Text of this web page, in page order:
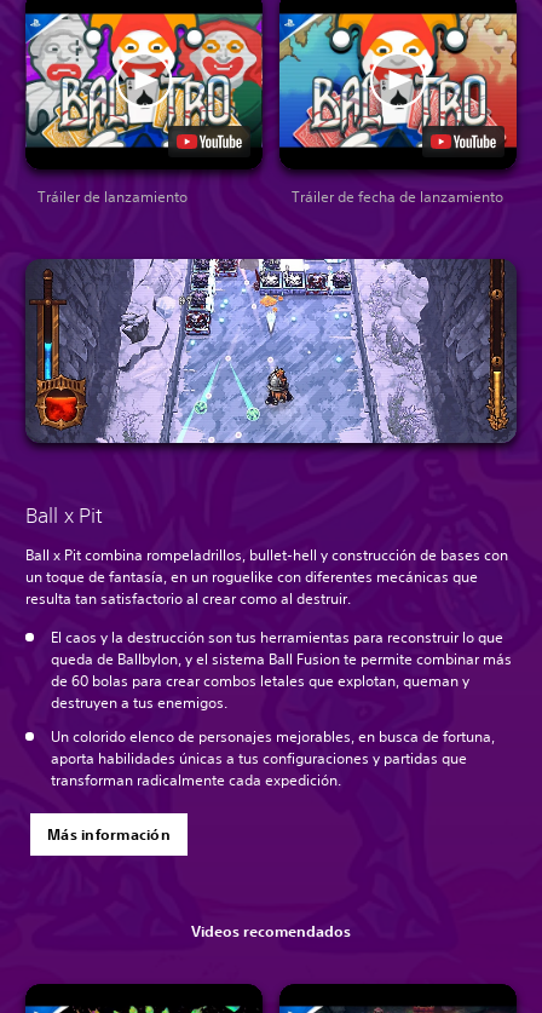
Tráiler de lanzamiento Tráiler de fecha de lanzamiento
Ball x Pit
Ball x Pit combina rompeladrillos, bullet-hell y construcción de bases con
un toque de fantasía, en un roguelike con diferentes mecánicas que
resulta tan satisfactorio al crear como al destruir.
El caos y la destrucción son tus herramientas para reconstruir lo que
queda de Ballbylon, y el sistema Ball Fusion te permite combinar más
de 60 bolas para crear combos letales que explotan, queman y
destruyen a tus enemigos.
Un colorido elenco de personajes mejorables, en busca de fortuna,
aporta habilidades únicas a tus configuraciones y partidas que
transforman radicalmente cada expedición.
Más información
Videos recomendados